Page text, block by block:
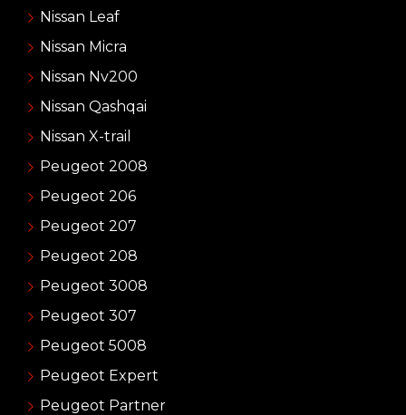
Nissan Leaf
Nissan Micra
Nissan Nv200
Nissan Qashqai
Nissan X-trail
Peugeot 2008
Peugeot 206
Peugeot 207
Peugeot 208
Peugeot 3008
Peugeot 307
Peugeot 5008
Peugeot Expert
Peugeot Partner